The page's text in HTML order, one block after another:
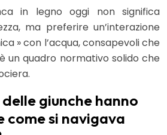
in legno oggi non significa
ma preferire un’interazione
» con l’acqua, consapevoli che
un quadro normativo solido che
giunche hanno
come si navigava